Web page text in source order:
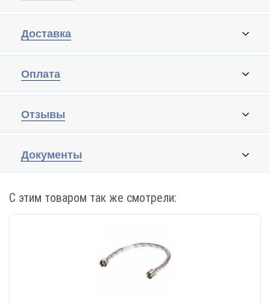
Доставка
Оплата
Отзывы
Документы
С этим товаром так же смотрели: